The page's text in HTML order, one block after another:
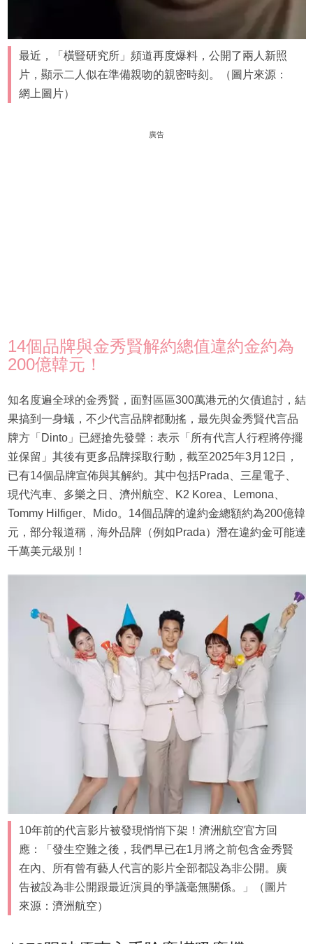
最近，「橫豎研究所」頻道再度爆料，公開了兩人新照
片，顯示二人似在準備親吻的親密時刻。（圖片來源：
網上圖片）
廣告
14個品牌與金秀賢解約總值違約金約為
200億韓元！
知名度遍全球的金秀賢，面對區區300萬港元的欠債追討，結
果搞到一身蟻，不少代言品牌都動搖，最先與金秀賢代言品
牌方「Dinto」已經搶先發聲：表示「所有代言人行程將停擺
並保留」其後有更多品牌採取行動，截至2025年3月12日，
已有14個品牌宣佈與其解約。其中包括Prada、三星電子、
現代汽車、多樂之日、濟州航空、K2 Korea、Lemona、
Tommy Hilfiger、Mido。14個品牌的違約金總額約為200億韓
元，部分報道稱，海外品牌（例如Prada）潛在違約金可能達
千萬美元級別！
10年前的代言影片被發現悄悄下架！濟洲航空官方回
應：「發生空難之後，我們早已在1月將之前包含金秀賢
在內、所有曾有藝人代言的影片全部都設為非公開。廣
告被設為非公開跟最近演員的爭議毫無關係。」（圖片
來源：濟洲航空）